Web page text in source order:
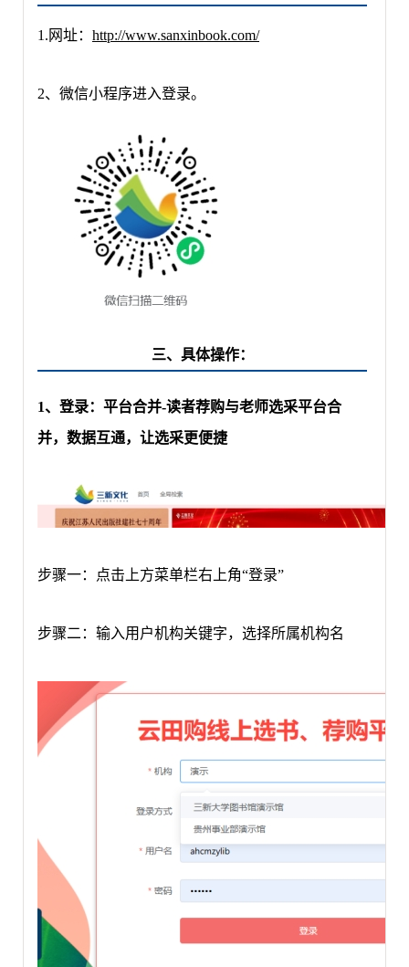
1. 网址： http://www.sanxinbook.com/
2、微信小程序进入登录。
三、具体操作：
1、 登录： 平台合并-读者荐购与老师选采平台合
并，数据互通，让选采更便捷
步骤一： 点击上方菜单栏右上角“登录”
步骤二：输入用户机构关键字，选择所属机构名